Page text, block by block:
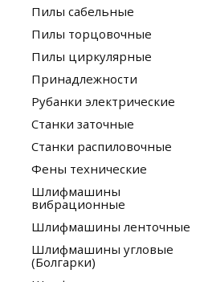
Пилы сабельные
Пилы торцовочные
Пилы циркулярные
Принадлежности
Рубанки электрические
Станки заточные
Станки распиловочные
Фены технические
Шлифмашины
вибрационные
Шлифмашины ленточные
Шлифмашины угловые
(Болгарки)